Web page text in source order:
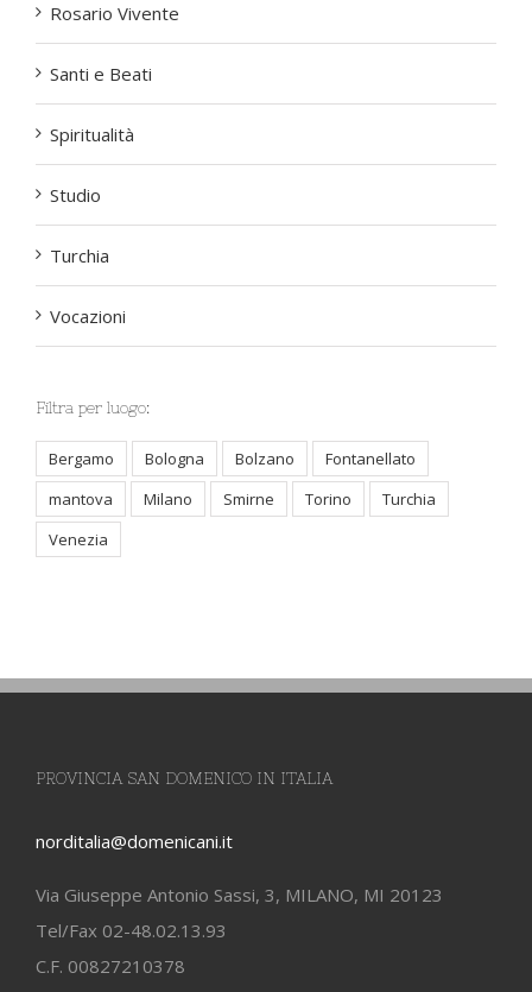
Rosario Vivente
Santi e Beati
Spiritualità
Studio
Turchia
Vocazioni
Filtra per luogo:
Bergamo Bologna Bolzano
Fontanellato
mantova
Milano Smirne Torino
Turchia
Venezia
PROVINCIA SAN DOMENICO IN ITALIA
norditalia@domenicani.it
Via Giuseppe Antonio Sassi, 3, MILANO, MI 20123
Tel/Fax 02-48.02.13.93
C.F. 00827210378